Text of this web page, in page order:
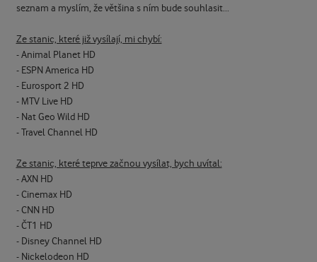
seznam a myslím, že většina s ním bude souhlasit...
Ze stanic, které již vysílají, mi chybí:
- Animal Planet HD
- ESPN America HD
- Eurosport 2 HD
- MTV Live HD
- Nat Geo Wild HD
- Travel Channel HD
Ze stanic, které teprve začnou vysílat, bych uvítal:
- AXN HD
- Cinemax HD
- CNN HD
- ČT1 HD
- Disney Channel HD
- Nickelodeon HD